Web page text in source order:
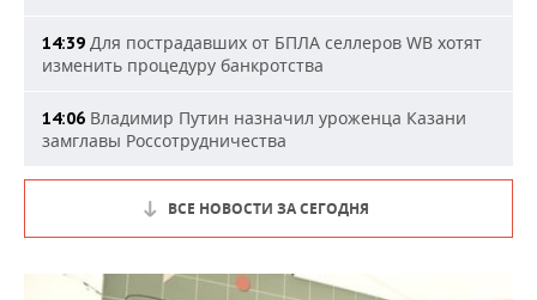
14:39 Для пострадавших от БПЛА селлеров WB хотят
изменить процедуру банкротства
14:06 Владимир Путин назначил уроженца Казани
замглавы Россотрудничества
ВСЕ НОВОСТИ ЗА СЕГОДНЯ